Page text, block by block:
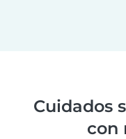
Cuidados
con